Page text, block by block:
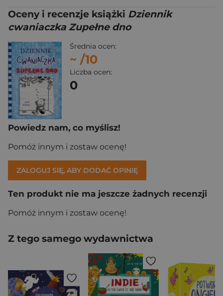
Oceny i recenzje książki Dziennik
cwaniaczka Zupełne dno
Średnia ocen:
~ /10
Liczba ocen:
0
Powiedz nam, co myślisz!
Pomóż innym i zostaw ocenę!
ZALOGUJ SIĘ, ABY DODAĆ OPINIĘ
Ten produkt nie ma jeszcze żadnych recenzji
Pomóż innym i zostaw ocenę!
Z tego samego wydawnictwa